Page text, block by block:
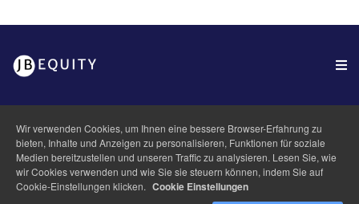
Wir verwenden Cookies, um Ihnen eine bessere Browser-Erfahrung zu
bieten, Inhalte und Anzeigen zu personalisieren, Funktionen für soziale
Medien bereitzustellen und unseren Traffic zu analysieren. Lesen Sie, wie
wir Cookies verwenden und wie Sie sie steuern können, indem Sie auf
Cookie-Einstellungen klicken. Cookie Einstellungen